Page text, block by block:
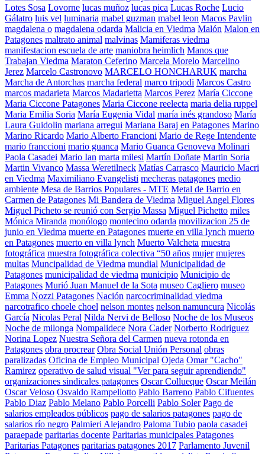
Lotes Sosa Lovorne lucas muñoz lucas pica Lucas Roche Lucio
Gálatro luis vel luminaria mabel guzman mabel leon Macos Pavlin
magdalena o magdalena odarda Malicia en Viedma Malón Malon en
Patagones maltrato animal malvinas Mamiferas viedma
manifestacion escuela de arte maniobra heimlich Manos que
Trabajan Viedma Maraton Ceferino Marcela Morelo Marcelino
Jerez Marcelo Castronovo MARCELO HONCHARUK marcha
Marcha de Antorchas marcha federal marco tripodi Marcos Castro
marcos madarieta Marcos Madarietta Marcos Perez María Ciccone
Maria Ciccone Patagones Maria Ciccone reelecta maria delia ruppel
Maria Emilia Soria María Eugenia Vidal maría inés grandoso María
Laura Guidolin mariana arregui Mariana Baraj en Patagones Marino
Marino Ricardo Mario Alberto Francioni Mario de Rege Intendente
mario franccioni mario guanca Mario Guanca Genoveva Molinari
Paola Casadei Mario Ian marta milesi Martín Doñate Martin Soria
Martin Vivanco Massa Weretilneck Matías Carrasco Mauricio Macri
en Viedma Maximiliano Evangelisti mecheras patagones medio
ambiente Mesa de Barrios Populares - MTE Metal de Barrio en
Carmen de Patagones Mi Bandera de Viedma Miguel Angel Flores
Miguel Picheto se reunió con Sergio Massa Miguel Pichetto miles
Mónica Miranda monólogo montecino odarda movilizacion 25 de
junio en Viedma muerte en Patagones muerte en villa lynch muerto
en Patagones muerto en villa lynch Muerto Valcheta muestra
fotográfica muestra fotográfica colectiva “50 años mujer mujeres
multas Muncipalidad de Viedma mundial Municipalidad de
Patagones municipalidad de viedma municipio Municipio de
Patagones Murió Juan Manuel de la Sota museo Cagliero museo
Emma Nozzi Patagones Nación narcocriminalidad viedma
narcotrafico choele choel nelson montes nelson namuncura Nicolás
García Nicolas Peral Nilda Nervi de Belloso Noche de los Museos
Noche de milonga Nompalidece Nora Cader Norberto Rodriguez
Norina Lopez Nuestra Señora del Carmen nueva rotonda en
Patagones obra procrear Obra Social Unión Personal obras
paralizadas Oficina de Empleo Municipal Ojeda Omar "Cacho"
Ramirez operativo de salud visual "Ver para seguir aprendiendo"
organizaciones sindicales patagones Oscar Collueque Oscar Meilán
Oscar Veloso Osvaldo Rampellotto Pablo Barreno Pablo Cifuentes
Pablo Diaz Pablo Melano Pablo Porcelli Pablo Soler Pago de
salarios empleados públicos pago de salarios patagones pago de
salarios río negro Palmieri Alejandro Paloma Tubio paola casadei
paraepade paritarias docente Paritarias municipales Patagones
Paritarias Patagones paritarias patagones 2017 Parlamento Juvenil